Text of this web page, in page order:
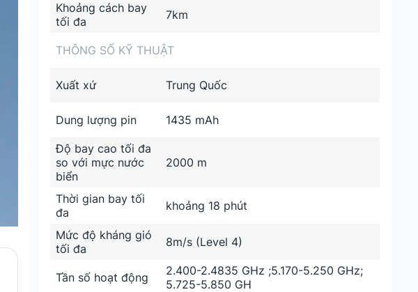
Khoảng cách bay
tối đa
7km
THÔNG SỐ KỸ THUẬT
Xuất xứ Trung Quốc
Dung lượng pin 1435 mAh
Độ bay cao tối đa
so với mực nước
biển
2000 m
Thời gian bay tối
đa
khoảng 18 phút
Mức độ kháng gió
tối đa
8m/s (Level 4)
Tần số hoạt động
2.400-2.4835 GHz ;5.170-5.250 GHz;
5.725-5.850 GH